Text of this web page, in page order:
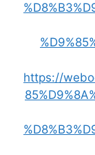
https://